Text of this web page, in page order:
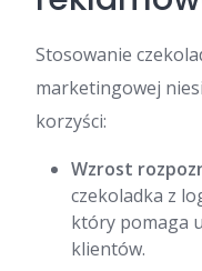
Stosowanie
marketingowej
korzyści:
Wzrost
czekoladka z
który pomaga
klientów.